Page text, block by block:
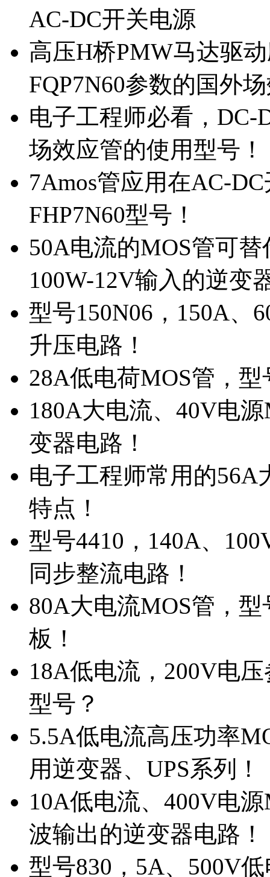
AC-DC开关电源
高压H桥PMW马达驱
FQP7N60参数的国外
电子工程师必看，DC-
场效应管的使用型号！
7Amos管应用在AC-
FHP7N60型号！
50A电流的MOS管可
100W-12V输入的逆变
型号150N06，150A、
升压电路！
28A低电荷MOS管，
180A大电流、40V电
变器电路！
电子工程师常用的56A
特点！
型号4410，140A、
同步整流电路！
80A大电流MOS管，
板！
18A低电流，200V电
型号？
5.5A低电流高压功率
用逆变器、UPS系列！
10A低电流、400V电
波输出的逆变器电路！
型号830，5A、500V